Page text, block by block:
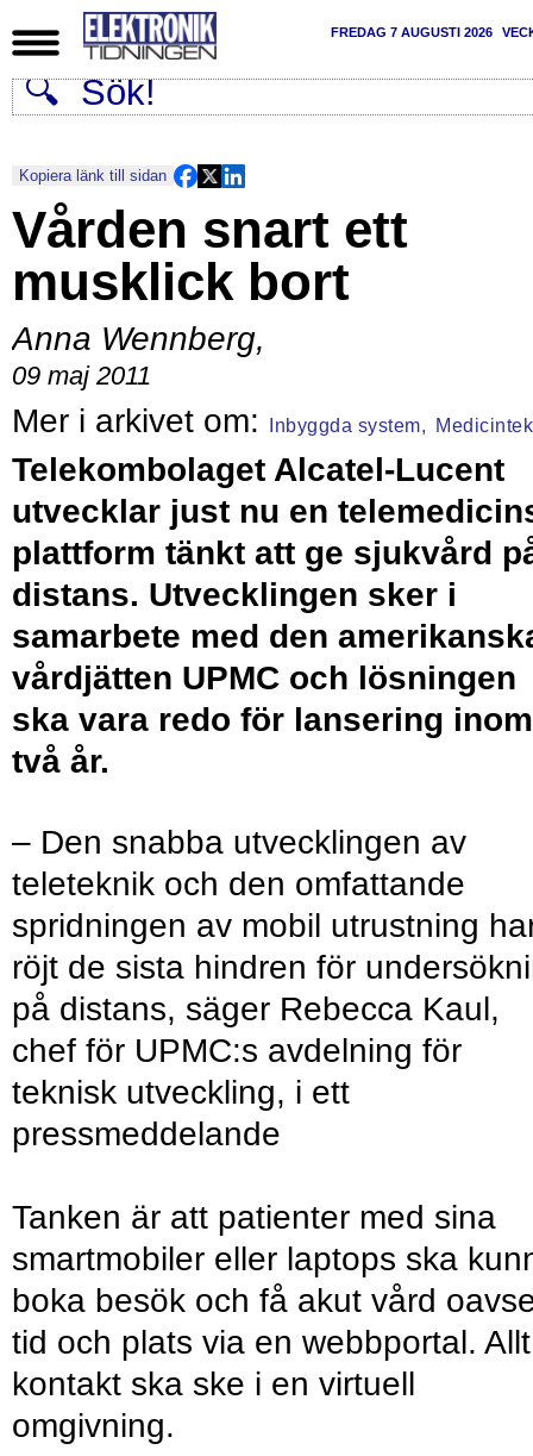
FREDAG 7 AUGUSTI 2026
Kopiera länk till sidan
Vården snart ett
musklick bort
Anna Wennberg,
09 maj 2011
Inbyggda system,
Telekombolaget Alcatel-Lucent
utvecklar just nu en
plattform tänkt att ge sjukvård
distans. Utvecklingen sker i
samarbete med den
vårdjätten UPMC och lösningen
ska vara redo för lansering inom
två år.
– Den snabba utvecklingen av
teleteknik och den omfattande
spridningen av mobil utrustning
röjt de sista hindren för
på distans, säger Rebecca Kaul,
chef för UPMC:s avdelning för
teknisk utveckling, i ett
pressmeddelande
Tanken är att patienter med sina
smartmobiler eller laptops ska
boka besök och få akut vård
tid och plats via en webbportal. Allt
kontakt ska ske i en virtuell
omgivning.